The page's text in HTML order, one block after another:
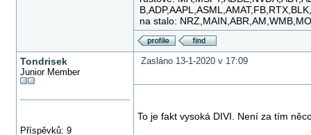
na stalo:
Tondrisek
Junior Member
Příspěvků: 9
Zasláno 13-1-2020 v 17:09
To je fakt vysoká DIVI. Není za tím